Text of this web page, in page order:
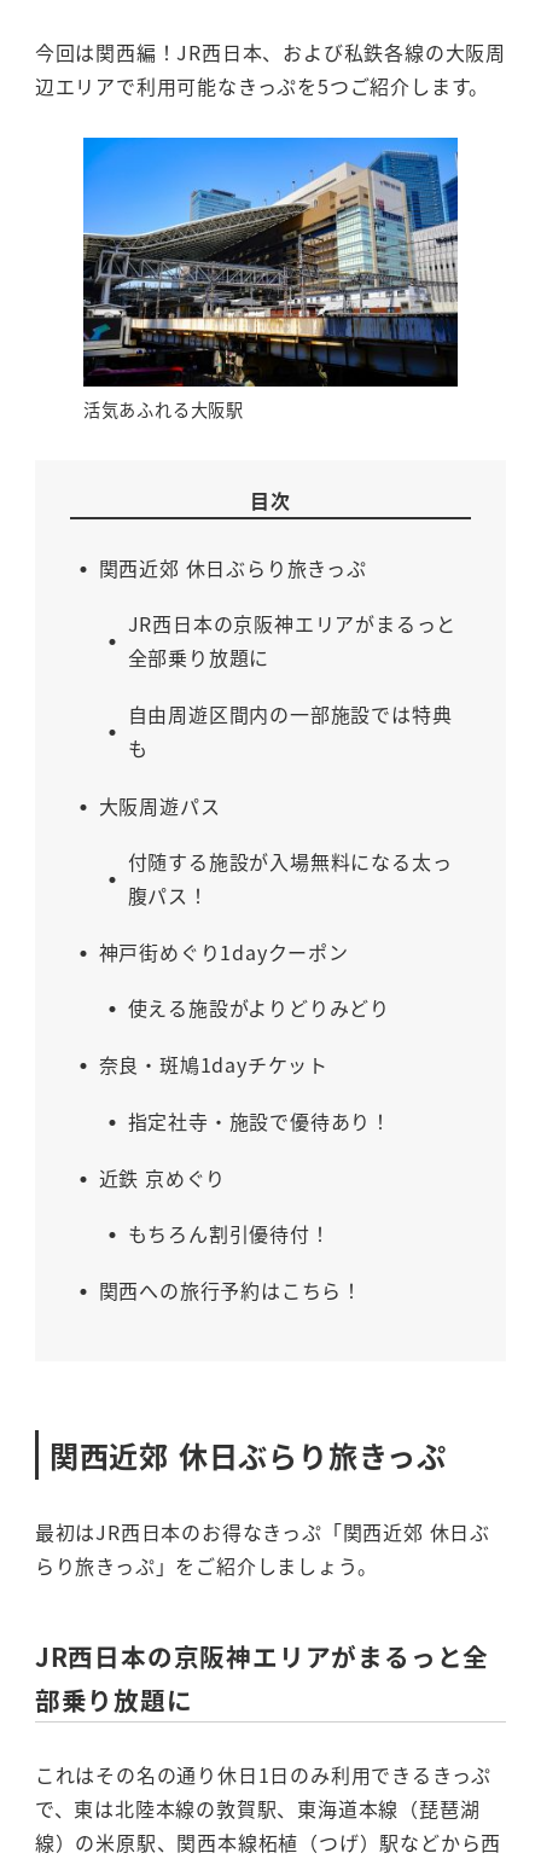
今回は関西編！JR西日本、および私鉄各線の大阪周
辺エリアで利用可能なきっぷを5つご紹介します。
活気あふれる大阪駅
目次
関西近郊 休日ぶらり旅きっぷ
JR西日本の京阪神エリアがまるっと
全部乗り放題に
自由周遊区間内の一部施設では特典
も
大阪周遊パス
付随する施設が入場無料になる太っ
腹パス！
神戸街めぐり1dayクーポン
使える施設がよりどりみどり
奈良・斑鳩1dayチケット
指定社寺・施設で優待あり！
近鉄 京めぐり
もちろん割引優待付！
関西への旅行予約はこちら！
関西近郊 休日ぶらり旅きっぷ
最初はJR西日本のお得なきっぷ「関西近郊 休日ぶ
らり旅きっぷ」をご紹介しましょう。
JR西日本の京阪神エリアがまるっと全
部乗り放題に
これはその名の通り休日1日のみ利用できるきっぷ
で、東は北陸本線の敦賀駅、東海道本線（琵琶湖
線）の米原駅、関西本線柘植（つげ）駅などから西